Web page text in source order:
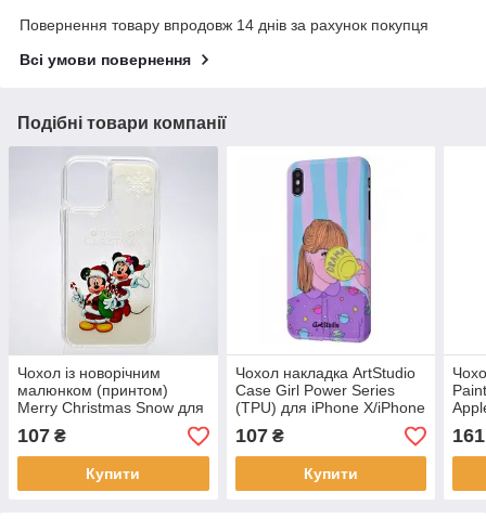
Повернення товару впродовж 14 днів за рахунок покупця
Всі умови повернення
Подібні товари компанії
Чохол із новорічним
малюнком (принтом)
Merry Christmas Snow для
iPhone Xs Max
Minnie&Mickey Surprise
107 ₴
Купити
Чохол накладка ArtStudio
Case Girl Power Series
(TPU) для iPhone X/iPhone
Xs
107₴
Купити
161